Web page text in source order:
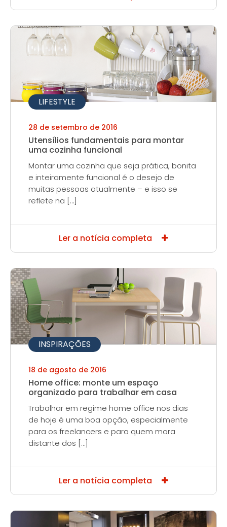
LIFESTYLE
28 de setembro de 2016
Utensílios fundamentais para montar
uma cozinha funcional
Montar uma cozinha que seja prática, bonita
e inteiramente funcional é o desejo de
muitas pessoas atualmente – e isso se
reflete na […]
Ler a notícia completa
INSPIRAÇÕES
18 de agosto de 2016
Home office: monte um espaço
organizado para trabalhar em casa
Trabalhar em regime home office nos dias
de hoje é uma boa opção, especialmente
para os freelancers e para quem mora
distante dos […]
Ler a notícia completa